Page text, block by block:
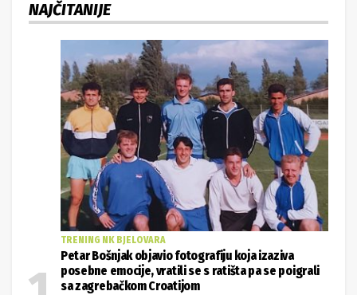
NAJČITANIJE
TRENING NK BJELOVARA
Petar Bošnjak objavio fotografiju koja izaziva
posebne emocije, vratili se s ratišta pa se poigrali
sa zagrebačkom Croatijom